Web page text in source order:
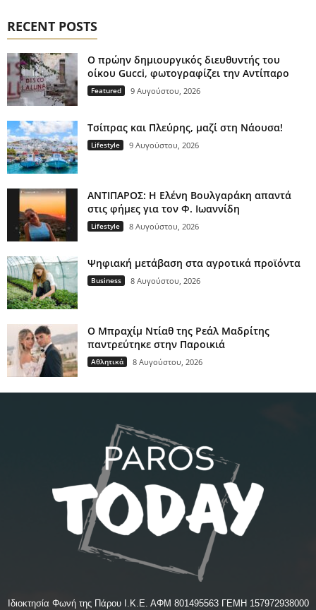
RECENT POSTS
Ο πρώην δημιουργικός διευθυντής του
οίκου Gucci, φωτογραφίζει την Αντίπαρο
Featured 9 Αυγούστου, 2026
Τσίπρας και Πλεύρης, μαζί στη Νάουσα!
Lifestyle 9 Αυγούστου, 2026
ΑΝΤΙΠΑΡΟΣ: Η Ελένη Βουλγαράκη απαντά
στις φήμες για τον Φ. Ιωαννίδη
Lifestyle 8 Αυγούστου, 2026
Ψηφιακή μετάβαση στα αγροτικά προϊόντα
Business 8 Αυγούστου, 2026
Ο Μπραχίμ Ντίαθ της Ρεάλ Μαδρίτης
παντρεύτηκε στην Παροικιά
Αθλητικά 8 Αυγούστου, 2026
Ιδιοκτησία Φωνή της Πάρου Ι.Κ.Ε. ΑΦΜ 801495563 ΓΕΜΗ 157972938000